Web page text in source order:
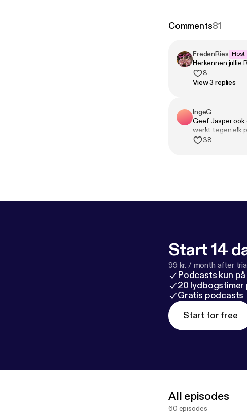
branden. 🎧 Geproduceerd door Tonny Media 💖 Volg ons op Instagram, TikTok en
Comments81
FredenRies Host
Herkennen jullie
8
View 3 replies
IngeG
Geef Jasper ook
werkt tegen elk
38
Start 14
99 kr. / month after
Podcasts kun
20 lydbogstimer
Gratis podcasts
Start for free
All episodes
60 episodes